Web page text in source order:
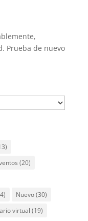
Prueba de nuevo
(20)
Nuevo(30)
virtual (19)